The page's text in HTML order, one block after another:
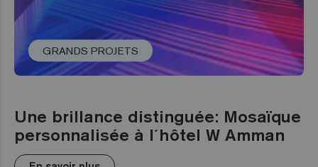
GRANDS PROJETS
Une brillance distinguée: Mosaïque
personnalisée à l´hôtel W Amman